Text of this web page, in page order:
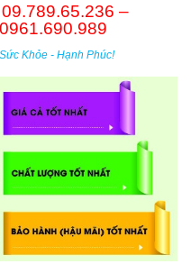
–
Khỏe - Hạnh Phúc!